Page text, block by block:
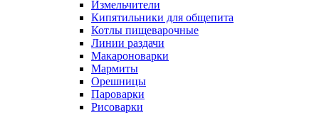
Измельчители
Кипятильники для общепита
Котлы пищеварочные
Линии раздачи
Макароноварки
Мармиты
Орешницы
Пароварки
Рисоварки